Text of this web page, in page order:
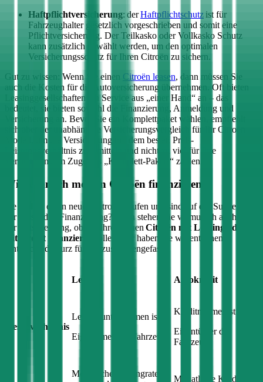
Haftpflichtversicherung: derHaftpflichtschutz ist für
Fahrzeughalter gesetzlich vorgeschrieben und somit eine
Pflichtversicherung. Der Teilkasko oder Vollkasko Schutz
kann zusätzlich gewählt werden, um den optimalen
Versicherungsschutz für Ihren Citroën zu sichern.
Gut zu wissen: Wenn Sie einen
Citroën leasen, dann müssen Sie
auch die Kosten für die Autoversicherung übernehmen. Oft bieten
Leasinggesellschaften ein Service aus „einer Hand“ an – das
bedeutet, sie bieten sowohl die Finanzierung, Anmeldung und
Versicherung an. Bevor Sie ein Komplettpaket wählen, empfiehlt
sich aber der unabhängige Versicherungsvergleich für IhrCitroën
Modell, um die Versicherung mit dem besten Preis-
Leistungsverhältnis zu ermitteln und nicht zu viel für Ihre
Versicherung im Zuge des „Komplett-Pakets“ zahlen.
Wie kann ich meinen Citroën finanzieren?
Sie wollen einen neuen Citroën
kaufen und sind auf der Suche nach
der passenden Finanzierung? Dann stehen Sie vermutlich auch vor
der Entscheidung, ob Sie Ihren neuen Citroën mit Leasing oder
mit Kredit finanzieren
sollen. Wir haben die wesentlichen
Unterschiede kurz für Sie zusammengefasst:
Leasing Autokredit
Besitzverhältnis
Leasingunternehmen ist
Eigentümer des Fahrzeugs
Kreditnehmer ist
Eigentümer des
Fahrzeugs
Monatliche Leasingrate,
Monatliche Kreditrate